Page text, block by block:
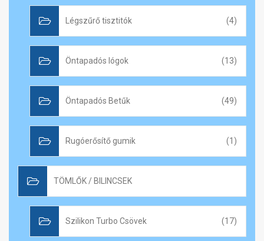
Légszűrő tisztitók (4)
Öntapadós lógok (13)
Öntapadós Betűk (49)
Rugóerősítő gumik (1)
TÖMLŐK / BILINCSEK
Szilikon Turbo Csövek (17)